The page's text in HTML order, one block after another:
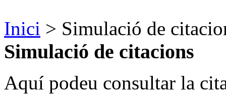
Inici > Simulació de
Simulació de citacions
Aquí podeu consultar la